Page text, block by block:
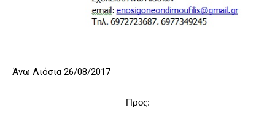
Άνω Λιόσια 26/08/2017
Προς: